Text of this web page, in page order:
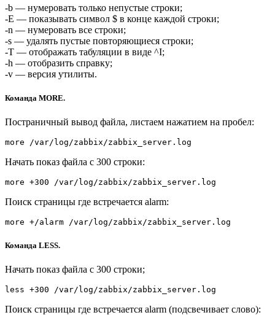
-b — нумеровать только непустые строки;
-E — показывать символ $ в конце каждой строки;
-n — нумеровать все строки;
-s — удалять пустые повторяющиеся строки;
-T — отображать табуляции в виде ^I;
-h — отобразить справку;
-v — версия утилиты.
Команда MORE.
Постраничный вывод файла, листаем нажатием на пробел:
more /var/log/zabbix/zabbix_server.log
Начать показ файла с 300 строки:
more +300 /var/log/zabbix/zabbix_server.log
Поиск страницы где встречается alarm:
more +/alarm /var/log/zabbix/zabbix_server.log
Команда LESS.
Начать показ файла с 300 строки;
less +300 /var/log/zabbix/zabbix_server.log
Поиск страницы где встречается alarm (подсвечивает слово):